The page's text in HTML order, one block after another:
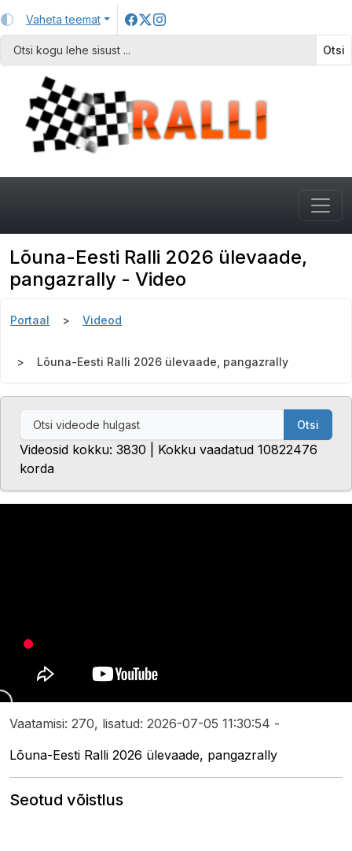
Vaheta teemat
Otsi
Lõuna-Eesti Ralli 2026 ülevaade,
pangazrally - Video
Portaal Videod
Lõuna-Eesti Ralli 2026 ülevaade, pangazrally
Otsi
Videosid kokku: 3830 | Kokku vaadatud 10822476
korda
Vaatamisi: 270, lisatud: 2026-07-05 11:30:54 -
Lõuna-Eesti Ralli 2026 ülevaade, pangazrally
Seotud võistlus